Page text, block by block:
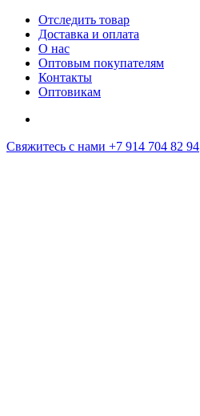
Отследить товар
Доставка и оплата
О нас
Оптовым покупателям
Контакты
Оптовикам
Свяжитесь с нами +7 914 704 82 94